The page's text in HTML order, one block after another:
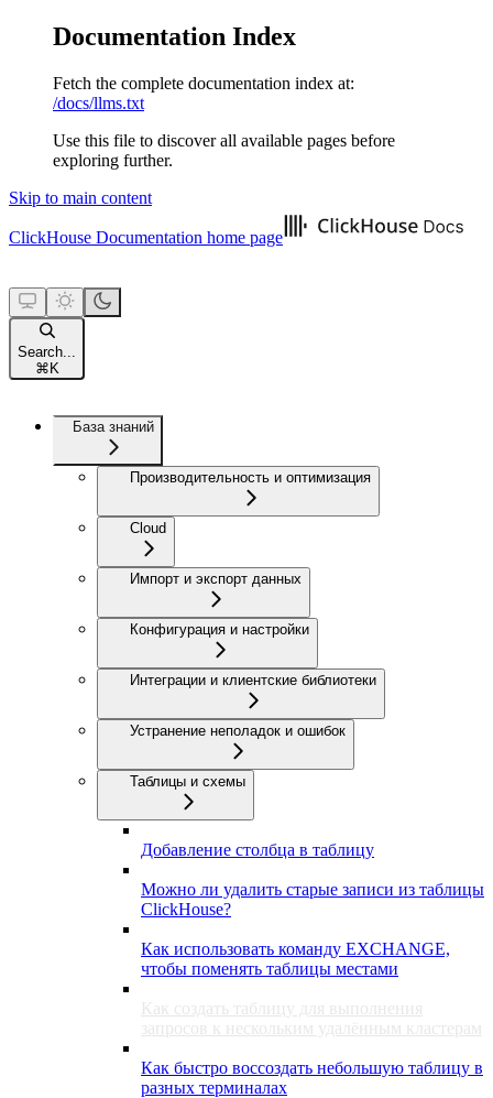
Documentation Index
Fetch the complete documentation index at:
/docs/llms.txt
Use this file to discover all available pages before
exploring further.
Skip to main content
ClickHouse Documentation home page
Search...
⌘ K
База знаний
Производительность и оптимизация
Cloud
Импорт и экспорт данных
Конфигурация и настройки
Интеграции и клиентские библиотеки
Устранение неполадок и ошибок
Таблицы и схемы
Добавление столбца в таблицу
Можно ли удалить старые записи из таблицы
ClickHouse?
Как использовать команду EXCHANGE,
чтобы поменять таблицы местами
Как создать таблицу для выполнения
запросов к нескольким удалённым кластерам
Как быстро воссоздать небольшую таблицу в
разных терминалах